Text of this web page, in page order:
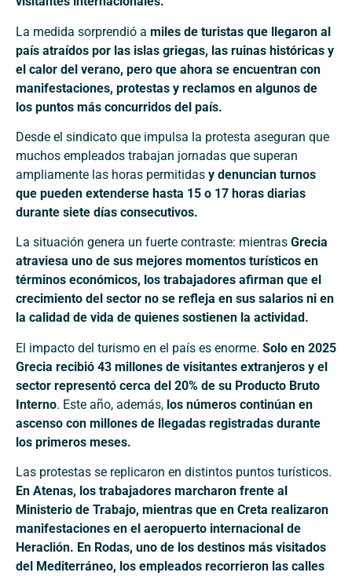
La medida sorprendió a miles de turistas que llegaron al
país atraídos por las islas griegas, las ruinas históricas y
el calor del verano, pero que ahora se encuentran con
manifestaciones, protestas y reclamos en algunos de
los puntos más concurridos del país.
Desde el sindicato que impulsa la protesta aseguran que
muchos empleados trabajan jornadas que superan
ampliamente las horas permitidas y denuncian turnos
que pueden extenderse hasta 15 o 17 horas diarias
durante siete días consecutivos.
La situación genera un fuerte contraste: mientras Grecia
atraviesa uno de sus mejores momentos turísticos en
términos económicos, los trabajadores afirman que el
crecimiento del sector no se refleja en sus salarios ni en
la calidad de vida de quienes sostienen la actividad.
El impacto del turismo en el país es enorme. Solo en 2025
Grecia recibió 43 millones de visitantes extranjeros y el
sector representó cerca del 20% de su Producto Bruto
Interno. Este año, además, los números continúan en
ascenso con millones de llegadas registradas durante
los primeros meses.
Las protestas se replicaron en distintos puntos turísticos.
En Atenas, los trabajadores marcharon frente al
Ministerio de Trabajo, mientras que en Creta realizaron
manifestaciones en el aeropuerto internacional de
Heraclión. En Rodas, uno de los destinos más visitados
del Mediterráneo, los empleados recorrieron las calles